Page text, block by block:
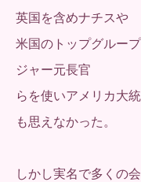
英国を含めナチスや
米国のトップグルー
ジャー元長官
らを使いアメリカ大
も思えなかった。
しかし実名で多くの